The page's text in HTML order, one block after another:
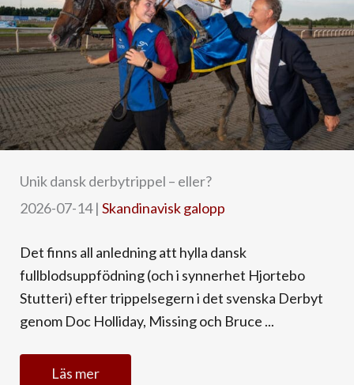
Unik dansk derbytrippel – eller?
2026-07-14| Skandinavisk galopp
Det finns all anledning att hylla dansk
fullblodsuppfödning (och i synnerhet Hjortebo
Stutteri) efter trippelsegern i det svenska Derbyt
genom Doc Holliday, Missing och Bruce ...
Läs mer